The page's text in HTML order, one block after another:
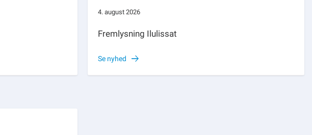
4. august 2026
Fremlysning Ilulissat
Se nyhed